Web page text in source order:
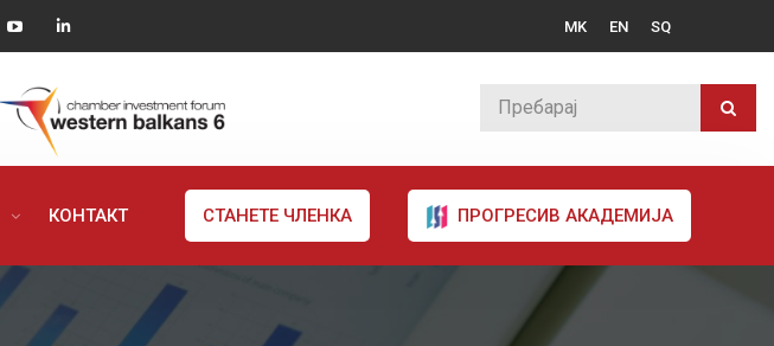
MK EN SQ
КОНТАКТ СТАНЕТЕ ЧЛЕНКА ПРОГРЕСИВ АКАДЕМИЈА